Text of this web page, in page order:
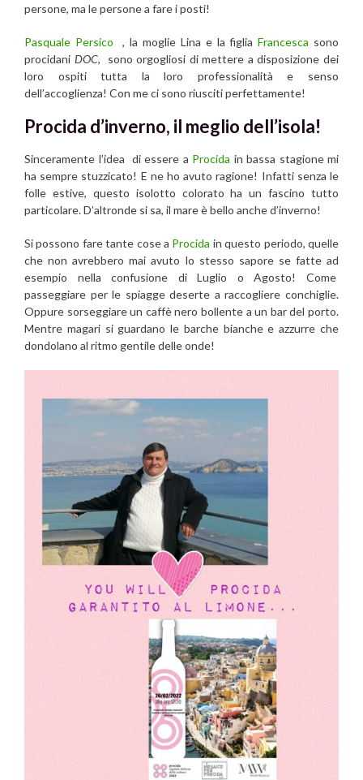
persone, ma le persone a fare i posti!
Pasquale Persico , la moglie Lina e la figliaFrancesca sono
procidani DOC, sono orgogliosi di mettere a disposizione dei
loro ospiti tutta la loro professionalità e senso
dell’accoglienza! Con me ci sono riusciti perfettamente!
Procida d’inverno, il meglio dell’isola!
Sinceramente l’idea di essere a Procida in bassa stagione mi
ha sempre stuzzicato! E ne ho avuto ragione! Infatti senza le
folle estive, questo isolotto colorato ha un fascino tutto
particolare. D’altronde si sa, il mare è bello anche d’inverno!
Si possono fare tante cose a Procida in questo periodo, quelle
che non avrebbero mai avuto lo stesso sapore se fatte ad
esempio nella confusione di Luglio o Agosto! Come
passeggiare per le spiagge deserte a raccogliere conchiglie.
Oppure sorseggiare un caffè nero bollente a un bar del porto.
Mentre magari si guardano le barche bianche e azzurre che
dondolano al ritmo gentile delle onde!